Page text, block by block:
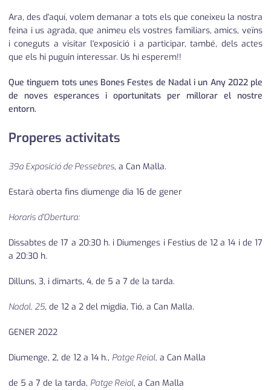
Ara, des d'aquí, volem demanar a tots els que coneixeu la nostra
feina i us agrada, que animeu els vostres familiars, amics, veïns
i coneguts a visitar l'exposició i a participar, també, dels actes
que els hi puguin interessar. Us hi esperem!!
Que tinguem tots unes Bones Festes de Nadal i un Any 2022 ple
de noves esperances i oportunitats per millorar el nostre
entorn.
Properes activitats
39a Exposició de Pessebres, a Can Malla.
Estarà oberta fins diumenge dia 16 de gener
Horaris d'Obertura:
Dissabtes de 17 a 20:30 h. i Diumenges i Festius de 12 a 14 i de 17
a 20:30 h.
Dilluns, 3, i dimarts, 4, de 5 a 7 de la tarda.
Nadal, 25, de 12 a 2 del migdia, Tió, a Can Malla.
GENER 2022
Diumenge, 2, de 12 a 14 h., Patge Reial, a Can Malla
de 5 a 7 de la tarda, Patge Reial, a Can Malla